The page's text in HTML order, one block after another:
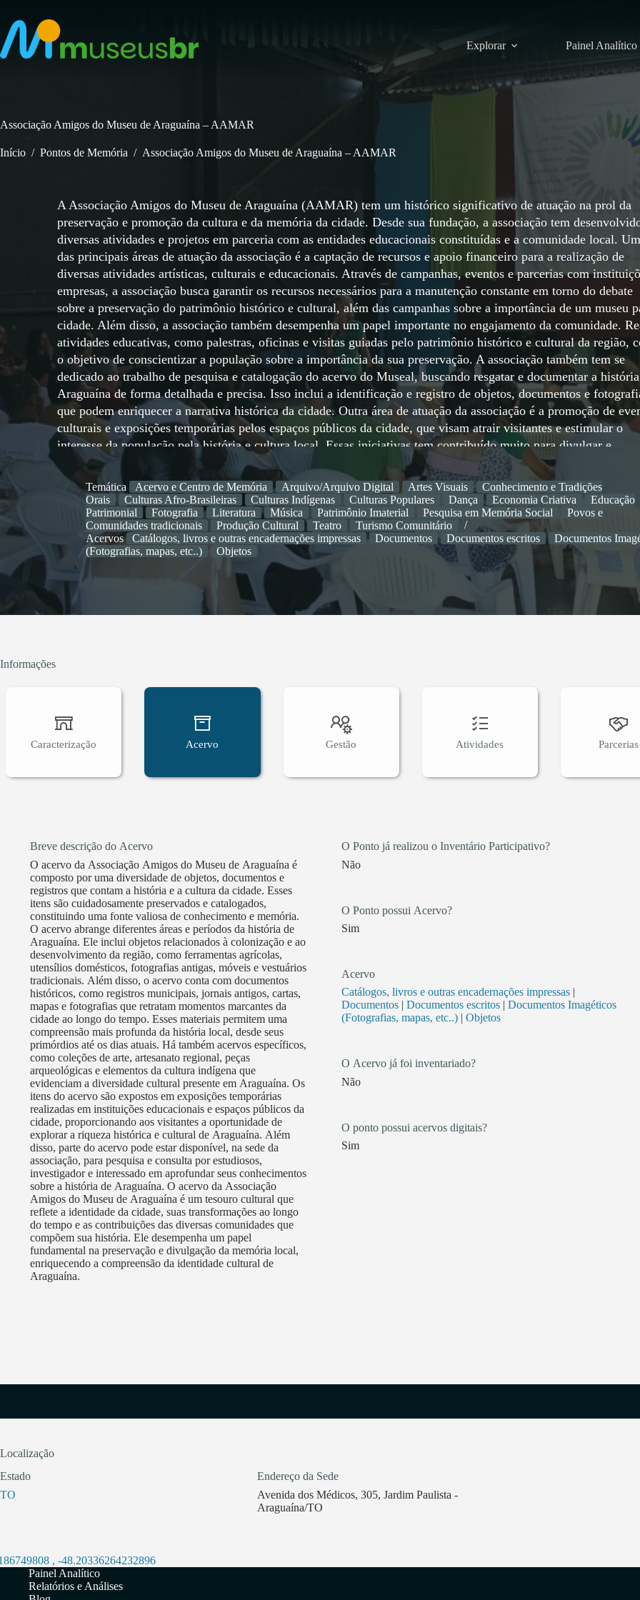
para
conteúdo
Explorar Painel Analítico
Associação Amigos do Museu de Araguaína – AAMAR
Início / Pontos de Memória / Associação Amigos do Museu de Araguaína – AAMAR
A Associação Amigos do Museu de Araguaína (AAMAR) tem um histórico significativo de atuação na prol da
preservação e promoção da cultura e da memória da cidade. Desde sua fundação, a associação tem
diversas atividades e projetos em parceria com as entidades educacionais constituídas e a comunidade local.
das principais áreas de atuação da associação é a captação de recursos e apoio financeiro para a realização de
diversas atividades artísticas, culturais e educacionais. Através de campanhas, eventos e parcerias com
empresas, a associação busca garantir os recursos necessários para a manutenção constante em torno do debate
sobre a preservação do patrimônio histórico e cultural, além das campanhas sobre a importância de um museu
cidade. Além disso, a associação também desempenha um papel importante no engajamento da comunidade.
atividades educativas, como palestras, oficinas e visitas guiadas pelo patrimônio histórico e cultural da região,
o objetivo de conscientizar a população sobre a importância da sua preservação. A associação também tem se
dedicado ao trabalho de pesquisa e catalogação do acervo do Museal, buscando resgatar e documentar a
Araguaína de forma detalhada e precisa. Isso inclui a identificação e registro de objetos, documentos e
que podem enriquecer a narrativa histórica da cidade. Outra área de atuação da associação é a promoção de
culturais e exposições temporárias pelos espaços públicos da cidade, que visam atrair visitantes e estimular o
interesse da população pela história e cultura local. Essas iniciativas tem contribuído muito para divulgar e
sensibilizar as autoridades locais sobre a importância da implantação de um museu e fortalecer sua presença na
comunidade. Em resumo, ao longo de sua história, a Associação Amigos do Museu de Araguaína tem se
na captação de recursos, apoio da comunidade, pesquisa histórica e promoção de eventos culturais, fortalecendo
debate sobre a importância de um museu para cidade e região, como um ponto de memória da cidade. A
desempenha um trabalho é fundamental para preservar e defender a identidade cultural de Araguaína e planejá-
com as gerações presentes e futuras.
Temática Acervo e Centro de Memória Arquivo/Arquivo Digital Artes Visuais
Conhecimento e Tradições
Orais
Culturas Afro-Brasileiras Culturas Indígenas Culturas Populares Dança Economia Criativa
Educação
Patrimonial
Fotografia Literatura Música Patrimônio Imaterial Pesquisa em Memória Social
Povos e
Comunidades tradicionais
Produção Cultural Teatro
Turismo Comunitário
Acervos
Catálogos, livros e outras encadernações impressas Documentos Documentos escritos
Documentos
(Fotografias, mapas, etc..)
Objetos
Informações
Caracterização Acervo
Breve descrição do Acervo
O acervo da Associação Amigos do Museu de Araguaína é
composto por uma diversidade de objetos, documentos e
registros que contam a história e a cultura da cidade. Esses
itens são cuidadosamente preservados e catalogados,
constituindo uma fonte valiosa de conhecimento e memória.
O acervo abrange diferentes áreas e períodos da história de
Araguaína. Ele inclui objetos relacionados à colonização e ao
desenvolvimento da região, como ferramentas agrícolas,
utensílios domésticos, fotografias antigas, móveis e vestuários
tradicionais. Além disso, o acervo conta com documentos
históricos, como registros municipais, jornais antigos, cartas,
mapas e fotografias que retratam momentos marcantes da
cidade ao longo do tempo. Esses materiais permitem uma
compreensão mais profunda da história local, desde seus
primórdios até os dias atuais. Há também acervos específicos,
como coleções de arte, artesanato regional, peças
arqueológicas e elementos da cultura indígena que
evidenciam a diversidade cultural presente em Araguaína. Os
itens do acervo são expostos em exposições temporárias
realizadas em instituições educacionais e espaços públicos da
cidade, proporcionando aos visitantes a oportunidade de
explorar a riqueza histórica e cultural de Araguaína. Além
disso, parte do acervo pode estar disponível, na sede da
associação, para pesquisa e consulta por estudiosos,
investigador e interessado em aprofundar seus conhecimentos
sobre a história de Araguaína. O acervo da Associação
Amigos do Museu de Araguaína é um tesouro cultural que
reflete a identidade da cidade, suas transformações ao longo
do tempo e as contribuições das diversas comunidades que
compõem sua história. Ele desempenha um papel
fundamental na preservação e divulgação da memória local,
enriquecendo a compreensão da identidade cultural de
Araguaína.
O Ponto já realizou o Inventário Participativo?
Não
O Ponto possui Acervo?
Sim
Acervo
Catálogos, livros e outras encadernações impressas|
Documentos| Documentos escritos| Documentos Imagéticos
(Fotografias, mapas, etc..)| Objetos
O Acervo já foi inventariado?
Não
O ponto possui acervos digitais?
Sim
Gestão Atividades Parcerias
Localização
Estado
TO
Endereço da Sede
Avenida dos Médicos, 305, Jardim Paulista -
Araguaína/TO
, -48.20336264232896
Painel Analítico
Relatórios e Análises